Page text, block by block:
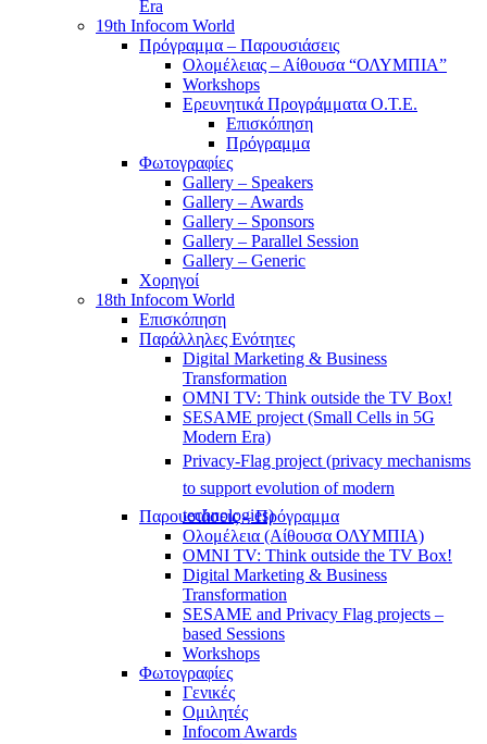
Era
19th Infocom World
Πρόγραμμα – Παρουσιάσεις
Ολομέλειας – Αίθουσα “ΟΛΥΜΠΙΑ”
Workshops
Ερευνητικά Προγράμματα Ο.Τ.Ε.
Επισκόπηση
Πρόγραμμα
Φωτογραφίες
Gallery – Speakers
Gallery – Awards
Gallery – Sponsors
Gallery – Parallel Session
Gallery – Generic
Χορηγοί
18th Infocom World
Επισκόπηση
Παράλληλες Ενότητες
Digital Marketing & Business
Transformation
OMNI TV: Think outside the TV Box!
SESAME project (Small Cells in 5G
Modern Era)
Privacy-Flag project (privacy mechanisms
to support evolution of modern
technologies)
Παρουσιάσεις – Πρόγραμμα
Ολομέλεια (Αίθουσα ΟΛΥΜΠΙΑ)
OMNI TV: Think outside the TV Box!
Digital Marketing & Business
Transformation
SESAME and Privacy Flag projects –
based Sessions
Workshops
Φωτογραφίες
Γενικές
Ομιλητές
Infocom Awards